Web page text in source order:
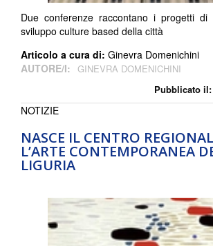
Pubblicato il:
Due conferenze raccontano i progetti di
sviluppo culture based della città
Articolo a cura di: Ginevra Domenichini
AUTORE/I: GINEVRA DOMENICHINI
NASCE IL CENTRO
L’ARTE CONTEMPORANEA
LIGURIA
NOTIZIE